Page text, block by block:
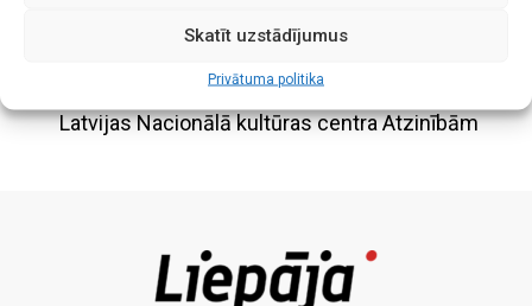
Skatīt uzstādījumus
Privātuma politika
Aicinām kopā radīt svētku noskaņu Liepājā
Tautas dziesmu ansambli “Voļņica” godina ar
Latvijas Nacionālā kultūras centra Atzinībām